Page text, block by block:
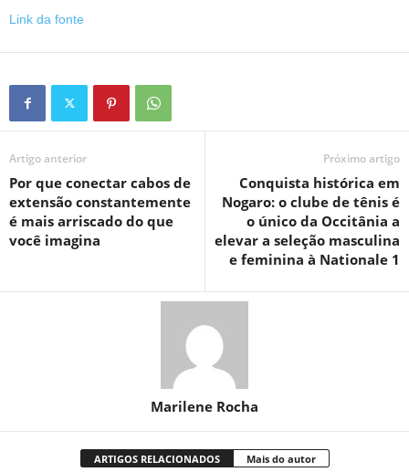
Link da fonte
Artigo anterior
Por que conectar cabos de
extensão constantemente
é mais arriscado do que
você imagina
Próximo artigo
Conquista histórica em
Nogaro: o clube de tênis é
o único da Occitânia a
elevar a seleção masculina
e feminina à Nationale 1
Marilene Rocha
ARTIGOS RELACIONADOS Mais do autor